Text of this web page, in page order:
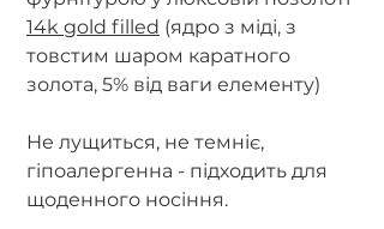
14k gold filled (ядро з міді, з
товстим шаром каратного
золота, 5% від ваги елементу)
Не лущиться, не темніє,
гіпоалергенна - підходить для
щоденного носіння.